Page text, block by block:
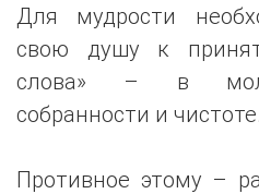
Для мудрости
свою душу к
слова» – в
собранности и чистоте.
Противное этому –